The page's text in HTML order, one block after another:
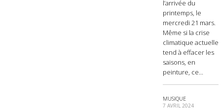
l’arrivée du
printemps, le
mercredi 21 mars.
Même si la crise
climatique actuelle
tend à effacer les
saisons, en
peinture, ce...
MUSIQUE
7 AVRIL 2024